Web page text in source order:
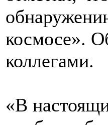
космосе».
коллегами.
«В